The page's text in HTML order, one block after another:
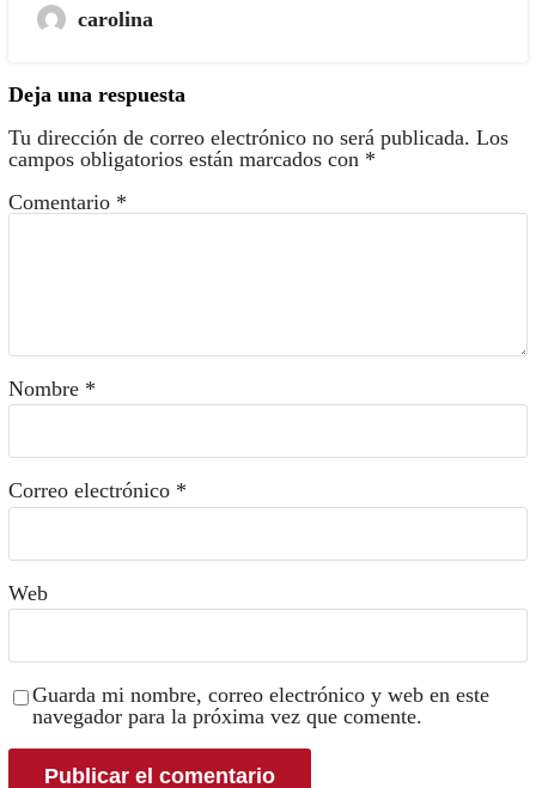
carolina
Deja una respuesta
Tu dirección de correo electrónico no será publicada. Los
campos obligatorios están marcados con *
Comentario *
Nombre *
Correo electrónico *
Web
Guarda mi nombre, correo electrónico y web en este
navegador para la próxima vez que comente.